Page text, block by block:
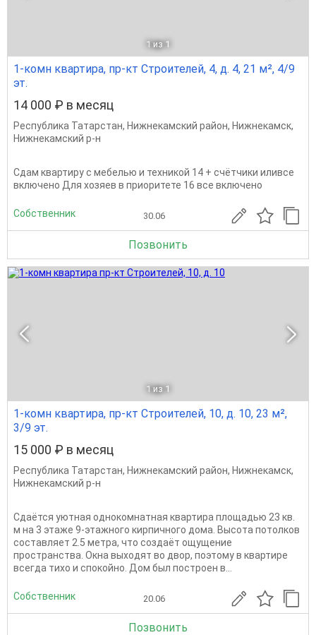
1 из 1
1-комн квартира, пр-кт Строителей, 4, д. 4, 21 м², 4/9
эт.
14 000 ₽ в месяц
Республика Татарстан, Нижнекамский район, Нижнекамск,
Нижнекамский р-н
Сдам квартиру с мебелью и техникой 14 + счётчики иливсе
включено Для хозяев в приоритете 16 все включено
Собственник 30.06
Позвонить
1 из 1
1-комн квартира, пр-кт Строителей, 10, д. 10, 23 м²,
3/9 эт.
15 000 ₽ в месяц
Республика Татарстан, Нижнекамский район, Нижнекамск,
Нижнекамский р-н
Сдаётся уютная однокомнатная квартира площадью 23 кв.
м на 3 этаже 9-этажного кирпичного дома. Высота потолков
составляет 2.5 метра, что создаёт ощущение
пространства. Окна выходят во двор, поэтому в квартире
всегда тихо и спокойно. Дом был построен в...
Собственник 20.06
Позвонить